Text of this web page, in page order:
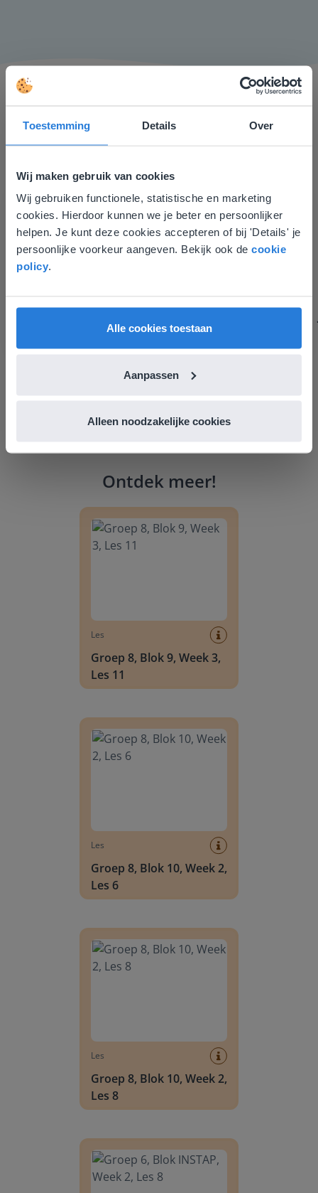
Toestemming Details Over
Wij maken gebruik van cookies
Wij gebruiken functionele, statistische en marketing
cookies. Hierdoor kunnen we je beter en persoonlijker
helpen. Je kunt deze cookies accepteren of bij 'Details' je
persoonlijke voorkeur aangeven. Bekijk ook de cookie
policy.
Alle cookies toestaan
Aanpassen
Alleen noodzakelijke cookies
Ik vind de professionaliteit en behulpzaamheid een
groot pluspunt van Gynzy. Datzelfde geldt voor het
luisteren naar suggesties, het open karakter en de
informatievoorziening via de website. Ik kan niets ter
verbetering noemen.
Tamara Alkemade
Margrietschool
Ontdek meer!
Les
Groep 8, Blok 9, Week 3,
Les 11
Les
Groep 8, Blok 10, Week 2,
Les 6
Les
Groep 8, Blok 10, Week 2,
Les 8
Deze website komt niet
overeen met je locatie
Gezien je locatie, denken we dat je misschien
liever naar de website voor English gaat. Hier
English
Nederland